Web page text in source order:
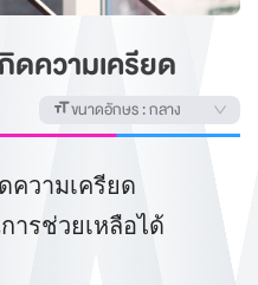
ดความเครียด
ขนาดอักษร :กลาง
ความเครียด
ารช่วยเหลือได้